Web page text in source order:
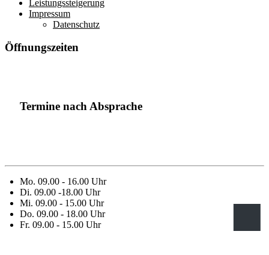
Leistungssteigerung
Impressum
Datenschutz
Öffnungszeiten
Termine nach Absprache
Mo. 09.00 - 16.00 Uhr
Di. 09.00 -18.00 Uhr
Mi. 09.00 - 15.00 Uhr
Do. 09.00 - 18.00 Uhr
Fr. 09.00 - 15.00 Uhr